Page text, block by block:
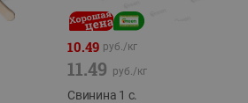
10.49 руб./кг
11.49 руб./кг
Свинина 1 с.